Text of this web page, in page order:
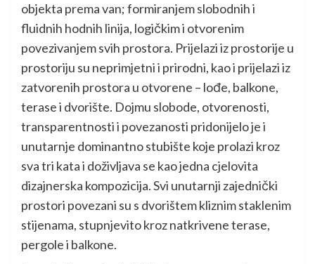
objekta prema van; formiranjem slobodnih i
fluidnih hodnih linija, logičkim i otvorenim
povezivanjem svih prostora. Prijelazi iz prostorije u
prostoriju su neprimjetni i prirodni, kao i prijelazi iz
zatvorenih prostora u otvorene – lođe, balkone,
terase i dvorište. Dojmu slobode, otvorenosti,
transparentnosti i povezanosti pridonijelo je i
unutarnje dominantno stubište koje prolazi kroz
sva tri kata i doživljava se kao jedna cjelovita
dizajnerska kompozicija. Svi unutarnji zajednički
prostori povezani su s dvorištem kliznim staklenim
stijenama, stupnjevito kroz natkrivene terase,
pergole i balkone.